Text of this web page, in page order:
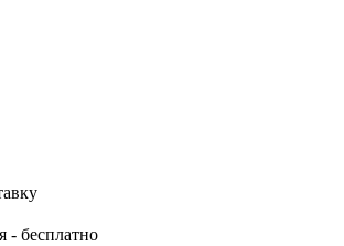
- бесплатно